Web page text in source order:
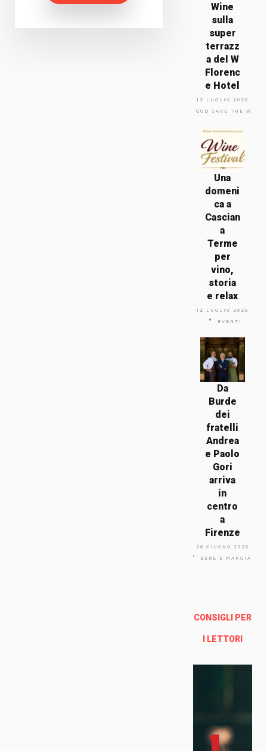
Wine
sulla
super
terrazz
a del W
Florenc
e Hotel
12 LUGLIO 2026
GOD SAVE THE WINE
Una
domeni
ca a
Cascian
a
Terme
per
vino,
storia
e relax
12 LUGLIO 2026
EVENTI
Da
Burde
dei
fratelli
Andrea
e Paolo
Gori
arriva
in
centro
a
Firenze
28 GIUGNO 2026
BERE E MANGIARE
CONSIGLI PER
I LETTORI
Via
Arno
nze
Enoteca Online e al dettaglio